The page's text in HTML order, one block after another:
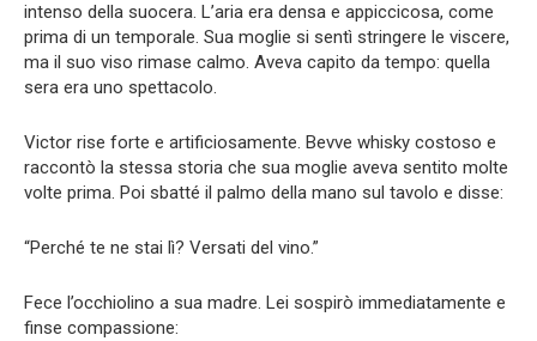
intenso della suocera. L’aria era densa e appiccicosa, come
prima di un temporale. Sua moglie si sentì stringere le viscere,
ma il suo viso rimase calmo. Aveva capito da tempo: quella
sera era uno spettacolo.
Victor rise forte e artificiosamente. Bevve whisky costoso e
raccontò la stessa storia che sua moglie aveva sentito molte
volte prima. Poi sbatté il palmo della mano sul tavolo e disse:
“Perché te ne stai lì? Versati del vino.”
Fece l’occhiolino a sua madre. Lei sospirò immediatamente e
finse compassione: